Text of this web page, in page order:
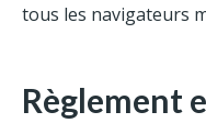
tous les navigateurs
Règlement